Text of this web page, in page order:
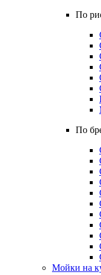
По
По
Мойки на